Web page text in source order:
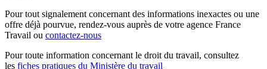
Pour tout signalement concernant des informations inexactes ou une
offre déjà pourvue, rendez-vous auprès de votre agence France
Travail ou contactez-nous
Pour toute information concernant le droit du travail, consultez
les fiches pratiques du Ministère du travail